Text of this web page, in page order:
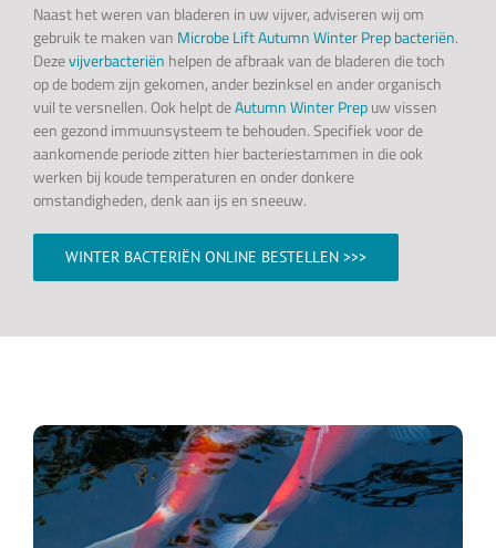
Naast het weren van bladeren in uw vijver, adviseren wij om
gebruik te maken van Microbe Lift Autumn Winter Prep bacteriën.
Dezevijverbacteriën helpen de afbraak van de bladeren die toch
op de bodem zijn gekomen, ander bezinksel en ander organisch
vuil te versnellen. Ook helpt deAutumn Winter Prepuw vissen
een gezond immuunsysteem te behouden. Specifiek voor de
aankomende periode zitten hier bacteriestammen in die ook
werken bij koude temperaturen en onder donkere
omstandigheden, denk aan ijs en sneeuw.
WINTER BACTERIËN ONLINE BESTELLEN >>>